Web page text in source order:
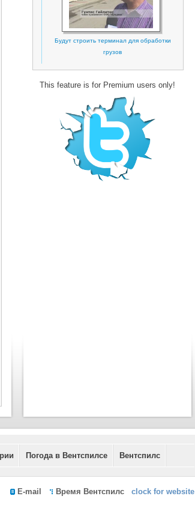
Будут строить терминал для обработки
грузов
This feature is for Premium users only!
Погода в Вентспилсе Вентспилс
E-mail Время Вентспилс clock for website